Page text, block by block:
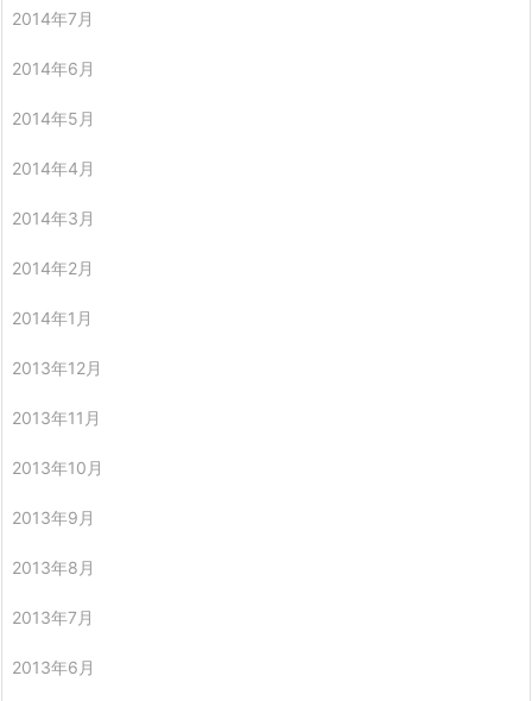
2014年7月
2014年6月
2014年5月
2014年4月
2014年3月
2014年2月
2014年1月
2013年12月
2013年11月
2013年10月
2013年9月
2013年8月
2013年7月
2013年6月